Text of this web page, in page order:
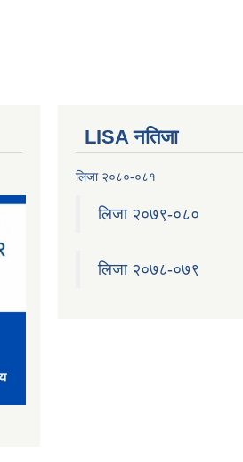
LISA नतिजा
लिजा २०८०-०८१
लिजा २०७९-०८०
लिजा २०७८-०७९